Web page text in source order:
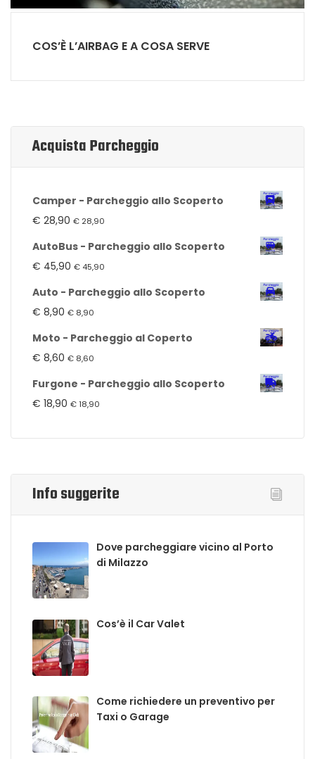
COS’È L’AIRBAG E A COSA SERVE
Acquista Parcheggio
Camper - Parcheggio allo Scoperto
€ 28,90 € 28,90
AutoBus - Parcheggio allo Scoperto
€ 45,90 € 45,90
Auto - Parcheggio allo Scoperto
€ 8,90 € 8,90
Moto - Parcheggio al Coperto
€ 8,60 € 8,60
Furgone - Parcheggio allo Scoperto
€ 18,90 €18,90
Info suggerite
Dove parcheggiare vicino al Porto
di Milazzo
Cos’è il Car Valet
Come richiedere un preventivo per
Taxi o Garage